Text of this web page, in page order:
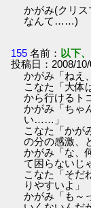
かがみ(クリ
なんて……)
155 名前： 以下
投稿日：2008/
かがみ「ねえ
こなた「大体
から行けるト
かがみ「ち
い……」
こなた「かが
の分の感激、
かがみ「な、
て困らないじ
こなた「そだ
りやすいよ」
かがみ「も～